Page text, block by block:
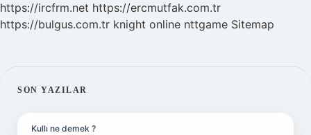
https://ircfrm.net https://ercmutfak.com.tr
https://bulgus.com.tr knight online nttgame Sitemap
SIDEBAR
SON YAZILAR
Kullı ne demek ?